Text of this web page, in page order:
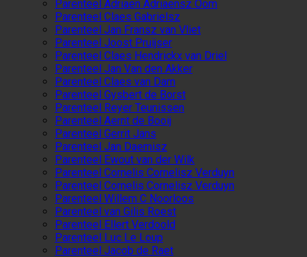
Parenteel Adriaen Adriaensz Oom
Parenteel Claes Gabrielsz
Parenteel Jan Fransz van Vliet
Parenteel Joost Pruijser
Parenteel Claes Hendrickx van Driel
Parenteel Jan Van den Akker
Parenteel Claes van Dam
Parenteel Gysbert de Borst
Parenteel Reyer Teunissen
Parenteel Aernt de Booij
Parenteel Gerrit Jans
Parenteel Jan Daemisz
Parenteel Ewout van der Wilk
Parenteel Cornelis Cornelisz Verduyn
Parenteel Cornelis Cornelisz Verduyn
Parenteel Willem C Noorloos
Parenteel van Gilis Roest
Parenteel Ellert Verdoold
Parenteel Luc Le Loup
Parenteel Jacob de Raet